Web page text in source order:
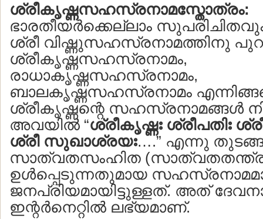
ശ്രീകൃഷ്ണസഹസ്രനാമസ്തോത്രം:
ഭാരതീയര്‍ക്കെല്ലാം
ശ്രീ വിഷ്ണുസഹസ്രനാമത്തിനു
ശ്രീകൃഷ്ണസഹസ്രനാമം,
രാധാകൃഷ്ണസഹസ്രനാമം,
ബാലകൃഷ്ണസഹസ്രനാമം
ശ്രീകൃഷ്ണന്റെ സഹസ്രനാമങ്ങള്‍
അവയില്‍ “ശ്രീകൃഷ്ണഃ ശ്രീപതിഃ
ശ്രീ സുഖാശ്രയഃ….” എന്നു
സാത്വതസംഹിത
ഉള്‍പ്പെടുന്നതുമായ
ജനപ്രിയമായിട്ടുള്ളത്. അത്
ഇന്റര്‍നെറ്റില്‍ ലഭ്യമാണ്.